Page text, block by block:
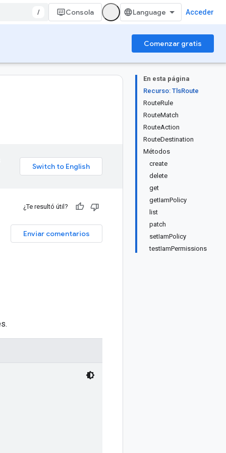
/ Consola Acceder
Comenzar gratis
En esta página
Recurso: TlsRoute
RouteRule
RouteMatch
RouteAction
RouteDestination
Métodos
create
delete
get
getIamPolicy
list
patch
setIamPolicy
testIamPermissions
¿Te resultó útil?
Enviar comentarios